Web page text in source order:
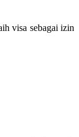
visa sebagai izin